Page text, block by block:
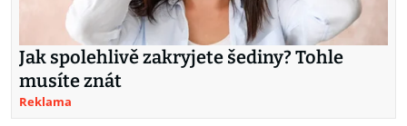
Jak spolehlivě zakryjete šediny? Tohle
musíte znát
Reklama